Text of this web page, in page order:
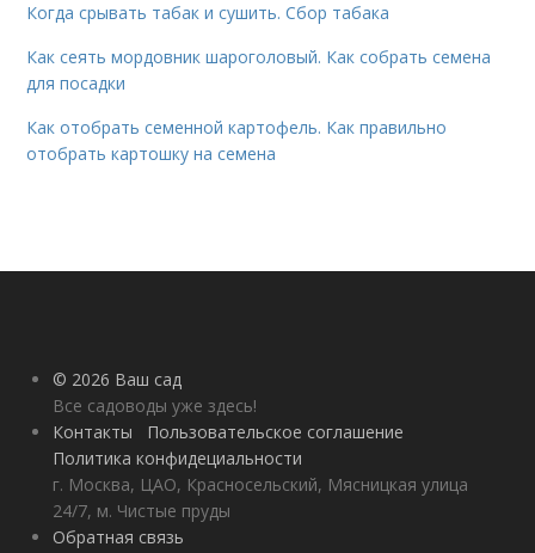
Когда срывать табак и сушить. Сбор табака
Как сеять мордовник шароголовый. Как собрать семена
для посадки
Как отобрать семенной картофель. Как правильно
отобрать картошку на семена
© 2026 Ваш сад
Все садоводы уже здесь!
Контакты
Пользовательское соглашение
Политика конфидециальности
г. Москва, ЦАО, Красносельский, Мясницкая улица
24/7, м. Чистые пруды
Обратная связь